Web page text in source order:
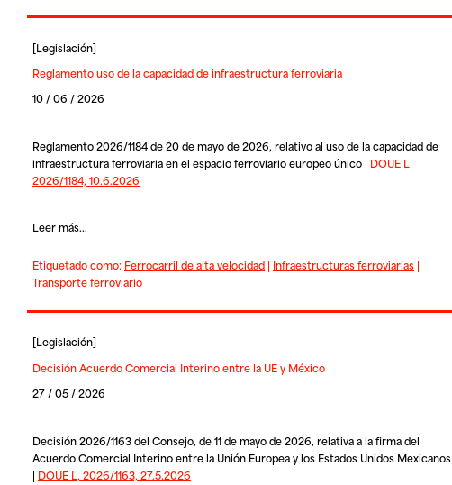
[Legislación]
Reglamento uso de la capacidad de infraestructura ferroviaria
10 / 06 / 2026
Reglamento 2026/1184 de 20 de mayo de 2026, relativo al uso de la capacidad de
infraestructura ferroviaria en el espacio ferroviario europeo único | DOUE L
2026/1184, 10.6.2026
Leer más...
Etiquetado como: Ferrocarril de alta velocidad| Infraestructuras ferroviarias|
Transporte ferroviario
[Legislación]
Decisión Acuerdo Comercial Interino entre la UE y México
27 / 05 / 2026
Decisión 2026/1163 del Consejo, de 11 de mayo de 2026, relativa a la firma del
Acuerdo Comercial Interino entre la Unión Europea y los Estados Unidos Mexicanos
| DOUE L, 2026/1163, 27.5.2026